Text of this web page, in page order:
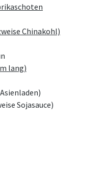
Chinakohl)
lang)
Sojasauce)